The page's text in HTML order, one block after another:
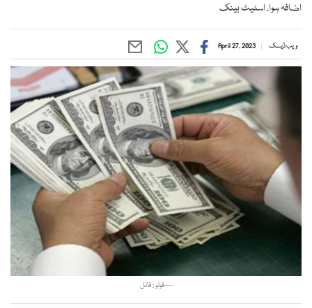
اضافہ ہوا، اسٹیٹ بینک
ویب ڈیسک April 27, 2023
—فوٹو : فائل